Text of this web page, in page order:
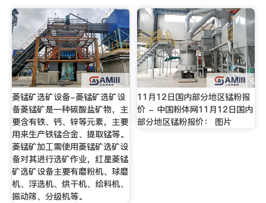
菱锰矿选矿设备-菱锰矿选矿设
备菱锰矿是一种碳酸盐矿物，主
要含有铁、钙、锌等元素，主要
用来生产铁锰合金、提取锰等。
菱锰矿加工需使用菱锰矿选矿设
备对其进行选矿作业，红星菱锰
矿选矿设备主要有磨粉机、球磨
机、浮选机、烘干机、给料机、
振动筛、分级机等。
11月12日国内部分地区锰粉报
价 - 中国粉体网11月12日国内
部分地区锰粉报价： 图片